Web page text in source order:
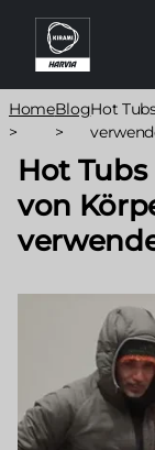
Direkt
Inhalt
Home
>
Blog
>
Hot
Hot
von